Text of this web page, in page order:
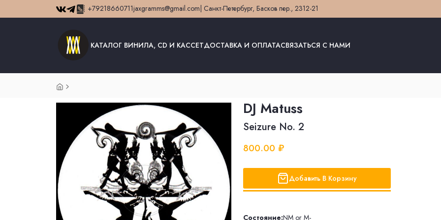
+79218660711jaxgramms@gmail.com | Санкт-Петербург, Басков пер., 2312-21
КАТАЛОГ ВИНИЛА, CD И КАССЕТДОСТАВКА И ОПЛАТАСВЯЗАТЬСЯ С НАМИ
DJ Matuss
Seizure No. 2
800.00 ₽
Добавить В Корзину
Состояние:NM or M-